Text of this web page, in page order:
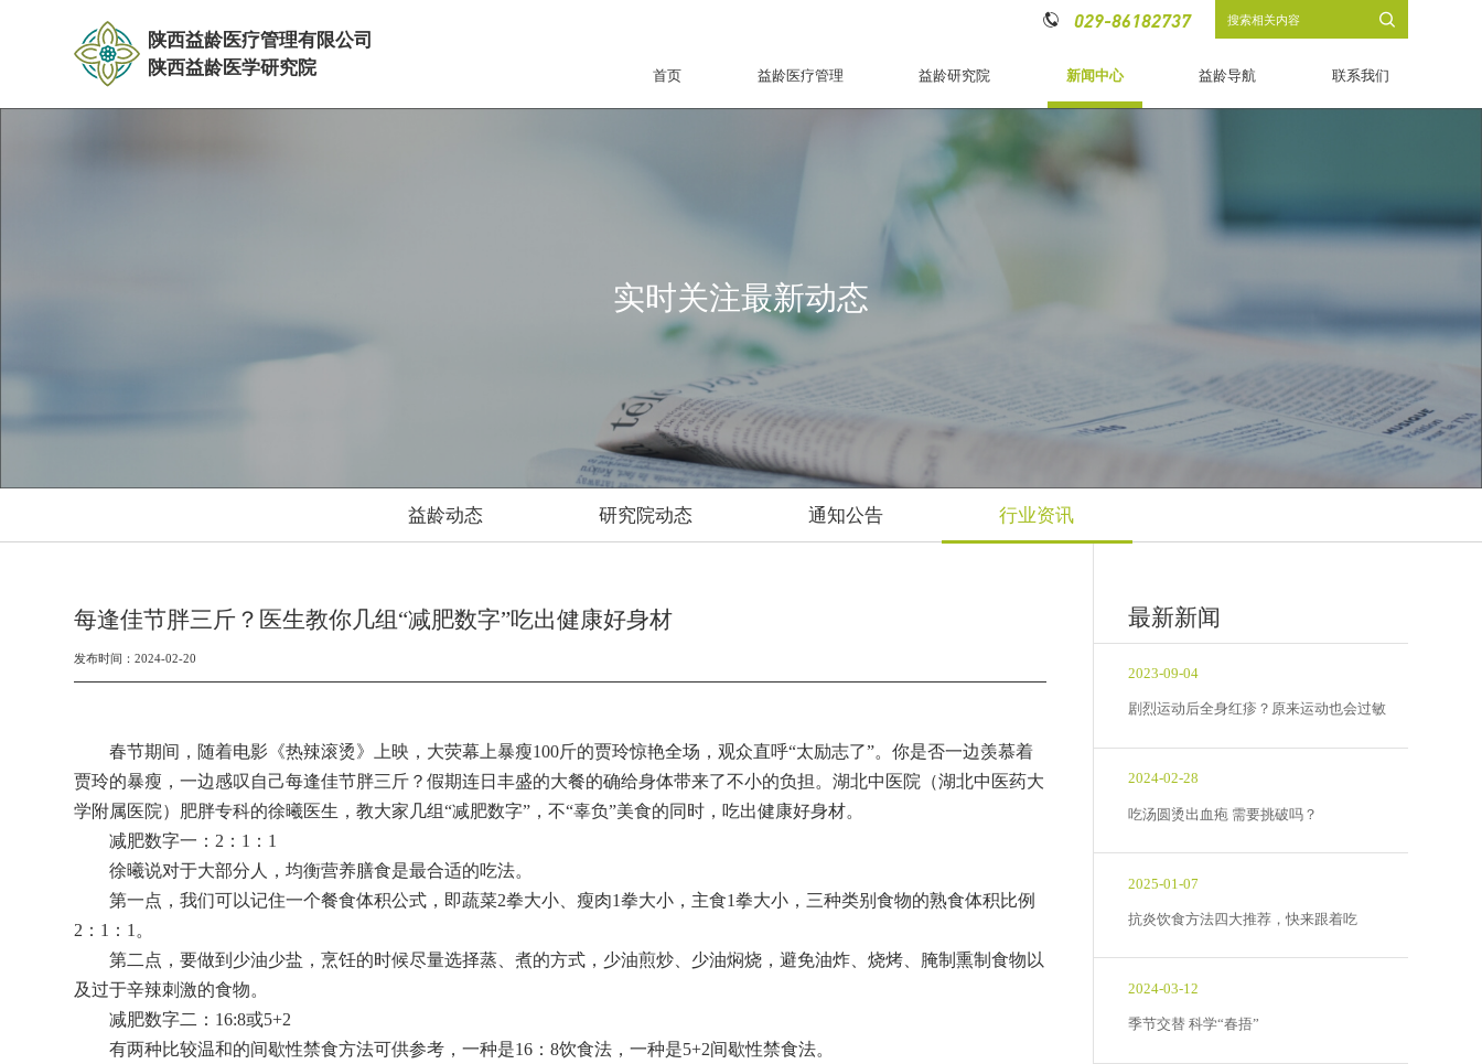
陕西益龄医疗管理有限公司
陕西益龄医学研究院
 029-86182737 
首页 益龄医疗管理 益龄研究院 新闻中心 益龄导航 联系我们
实时关注最新动态
益龄动态 研究院动态 通知公告 行业资讯
每逢佳节胖三斤？医生教你几组“减肥数字”吃出健康好身材
发布时间：2024-02-20
春节期间，随着电影《热辣滚烫》上映，大荧幕上暴瘦100斤的贾玲惊艳全场，观众直呼“太励志了”。你是否一边羡慕着
贾玲的暴瘦，一边感叹自己每逢佳节胖三斤？假期连日丰盛的大餐的确给身体带来了不小的负担。湖北中医院（湖北中医药大
学附属医院）肥胖专科的徐曦医生，教大家几组“减肥数字”，不“辜负”美食的同时，吃出健康好身材。
减肥数字一：2：1：1
徐曦说对于大部分人，均衡营养膳食是最合适的吃法。
第一点，我们可以记住一个餐食体积公式，即蔬菜2拳大小、瘦肉1拳大小，主食1拳大小，三种类别食物的熟食体积比例
2：1：1。
第二点，要做到少油少盐，烹饪的时候尽量选择蒸、煮的方式，少油煎炒、少油焖烧，避免油炸、烧烤、腌制熏制食物以
及过于辛辣刺激的食物。
减肥数字二：16:8或5+2
有两种比较温和的间歇性禁食方法可供参考，一种是16：8饮食法，一种是5+2间歇性禁食法。
最新新闻
2023-09-04
剧烈运动后全身红疹？原来运动也会过敏
2024-02-28
吃汤圆烫出血疱 需要挑破吗？
2025-01-07
抗炎饮食方法四大推荐，快来跟着吃
2024-03-12
季节交替 科学“春捂”